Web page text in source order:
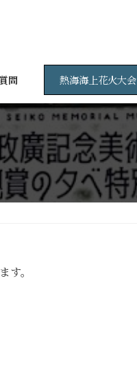
問 熱海海上花火大会
。